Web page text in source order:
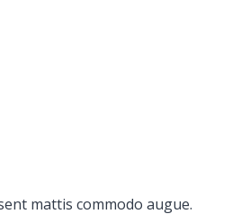
mattis commodo augue.